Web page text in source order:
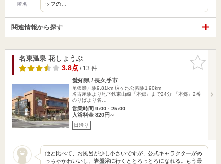
匿名
ッフの…
関連情報から探す
お気に入
りに追加
名東温泉 花しょうぶ
3.8点/ 13 件
愛知県 / 長久手市
尾張瀬戸駅9.81km 杁ヶ池公園駅1.90km
名古屋駅より地下鉄東山線「本郷」まで24分 「本郷」2番
のりばより名…
営業時間 9:00～25:00
入浴料金 820円～
日帰り
他と比べて、お風呂が少し小さいですが、公式キャラクターがめ
っちゃかわいいし、岩盤浴に行くととろっとろになれる。もう最